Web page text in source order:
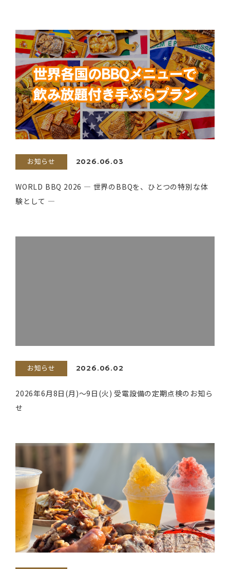
お知らせ 2026.06.03
WORLD BBQ 2026 ― 世界のBBQを、ひとつの特別な体
験として ―
お知らせ 2026.06.02
2026年6月8日(月)～9日(火) 受電設備の定期点検のお知ら
せ